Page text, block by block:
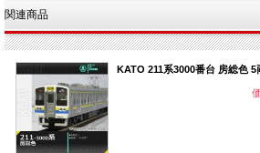
関連商品
KATO 211系3000番台 房総色